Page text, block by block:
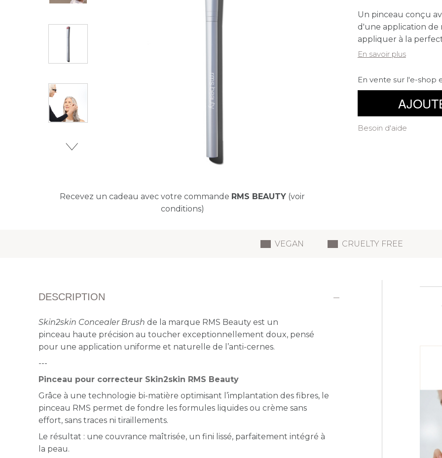
Recevez un cadeau avec votre commande RMS BEAUTY (voir
conditions)
Un pinceau conçu
d'une application
appliquer à la
En savoir plus
En vente sur l'e-shop
Besoin d'aide
VEGAN CRUELTY FREE
DESCRIPTION
Skin2skin Concealer Brush de la marque RMS Beauty est un
pinceau haute précision au toucher exceptionnellement doux, pensé
pour une application uniforme et naturelle de l’anti-cernes.
---
Pinceau pour correcteur Skin2skin RMS Beauty
Grâce à une technologie bi-matière optimisant l’implantation des fibres, le
pinceau RMS permet de fondre les formules liquides ou crème sans
effort, sans traces ni tiraillements.
Le résultat : une couvrance maîtrisée, un fini lissé, parfaitement intégré à
la peau.